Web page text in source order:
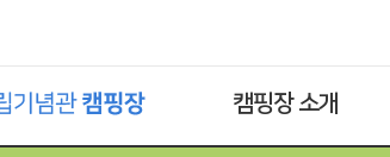
캠핑장 소개